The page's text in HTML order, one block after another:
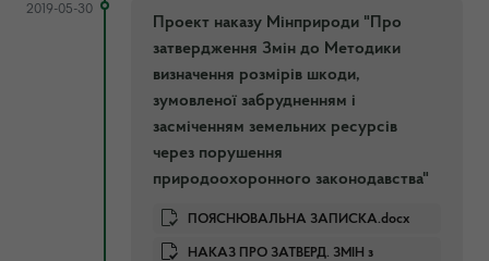
2019-05-30
Проект наказу Мінприроди "Про
затвердження Змін до Методики
визначення розмірів шкоди,
зумовленої забрудненням і
засміченням земельних ресурсів
через порушення
природоохоронного законодавства"
ПОЯСНЮВАЛЬНА ЗАПИСКА.docx
НАКАЗ ПРО ЗАТВЕРД. ЗМІН з